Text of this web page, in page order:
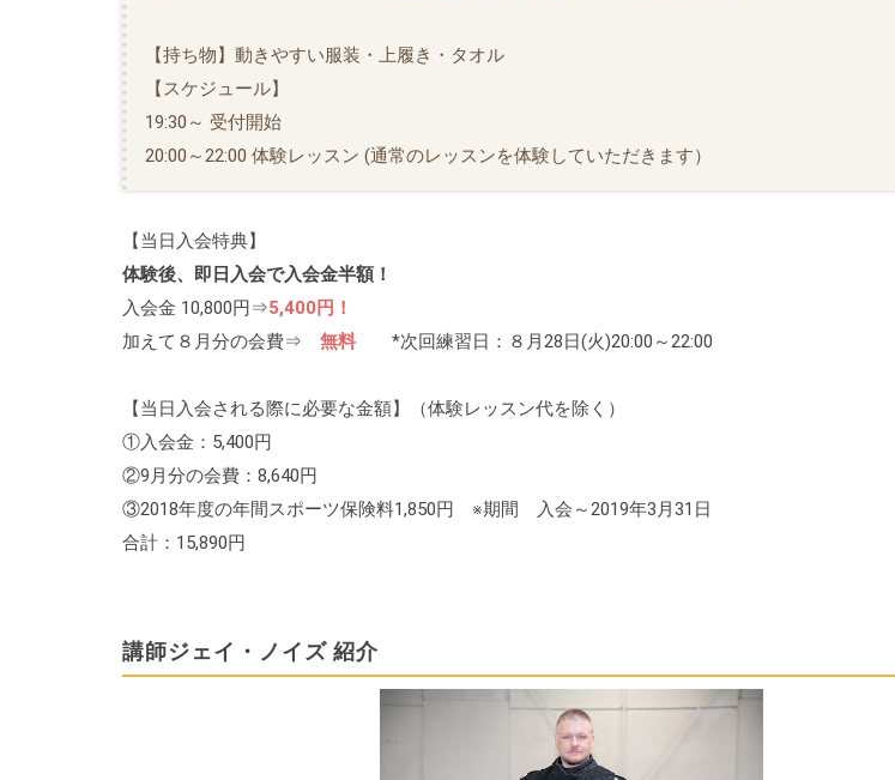
【持ち物】動きやすい服装・上履き・タオル
【スケジュール】
19:30～ 受付開始
20:00～22:00 体験レッスン (通常のレッスンを体験していただきます）
【当日入会特典】
体験後、即日入会で入会金半額！
入会金 10,800円⇒5,400円！
加えて８月分の会費⇒ 無料 *次回練習日：８月28日(火)20:00～22:00
【当日入会される際に必要な金額】（体験レッスン代を除く）
①入会金：5,400円
②9月分の会費：8,640円
③2018年度の年間スポーツ保険料1,850円 ※期間 入会～2019年3月31日
合計：15,890円
講師ジェイ・ノイズ 紹介